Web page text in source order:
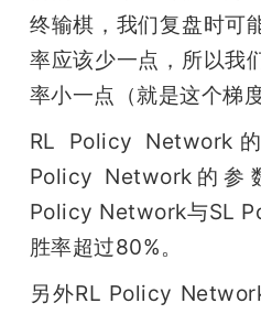
终输棋，我们复盘时可
率应该少一点，所以我
率小一点（就是这个梯度
RL Policy Network
Policy Network的参
Policy Network与SL
胜率超过80%。
另外RL Policy